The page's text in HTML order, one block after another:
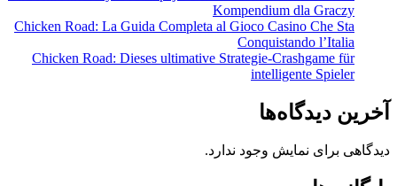
Kompendium dla Graczy
Chicken Road: La Guida Completa al Gioco Casino Che Sta
Conquistando l’Italia
Chicken Road: Dieses ultimative Strategie-Crashgame für
intelligente Spieler
آخرین دیدگاه‌ها
دیدگاهی برای نمایش وجود ندارد.